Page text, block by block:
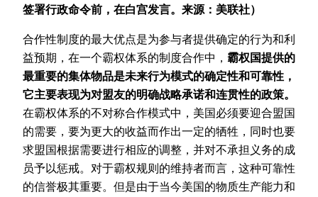
签署行政命令前，在白宫发言。来源：美联社）
合作性制度的最大优点是为参与者提供确定的行为和利
益预期，在一个霸权体系的制度合作中， 霸权国提供的
最重要的集体物品是未来行为模式的确定性和可靠性，
它主要表现为对盟友的明确战略承诺和连贯性的政策。
在霸权体系的不对称合作模式中，美国必须要迎合盟国
的需要，要为更大的收益而作出一定的牺牲，同时也要
求盟国根据需要进行相应的调整，并对不承担义务的成
员予以惩戒。对于霸权规则的维持者而言，这种可靠性
的信誉极其重要。但是由于当今美国的物质生产能力和